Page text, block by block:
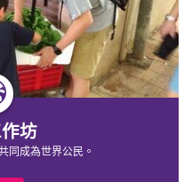
坊
同成為世界公民 。